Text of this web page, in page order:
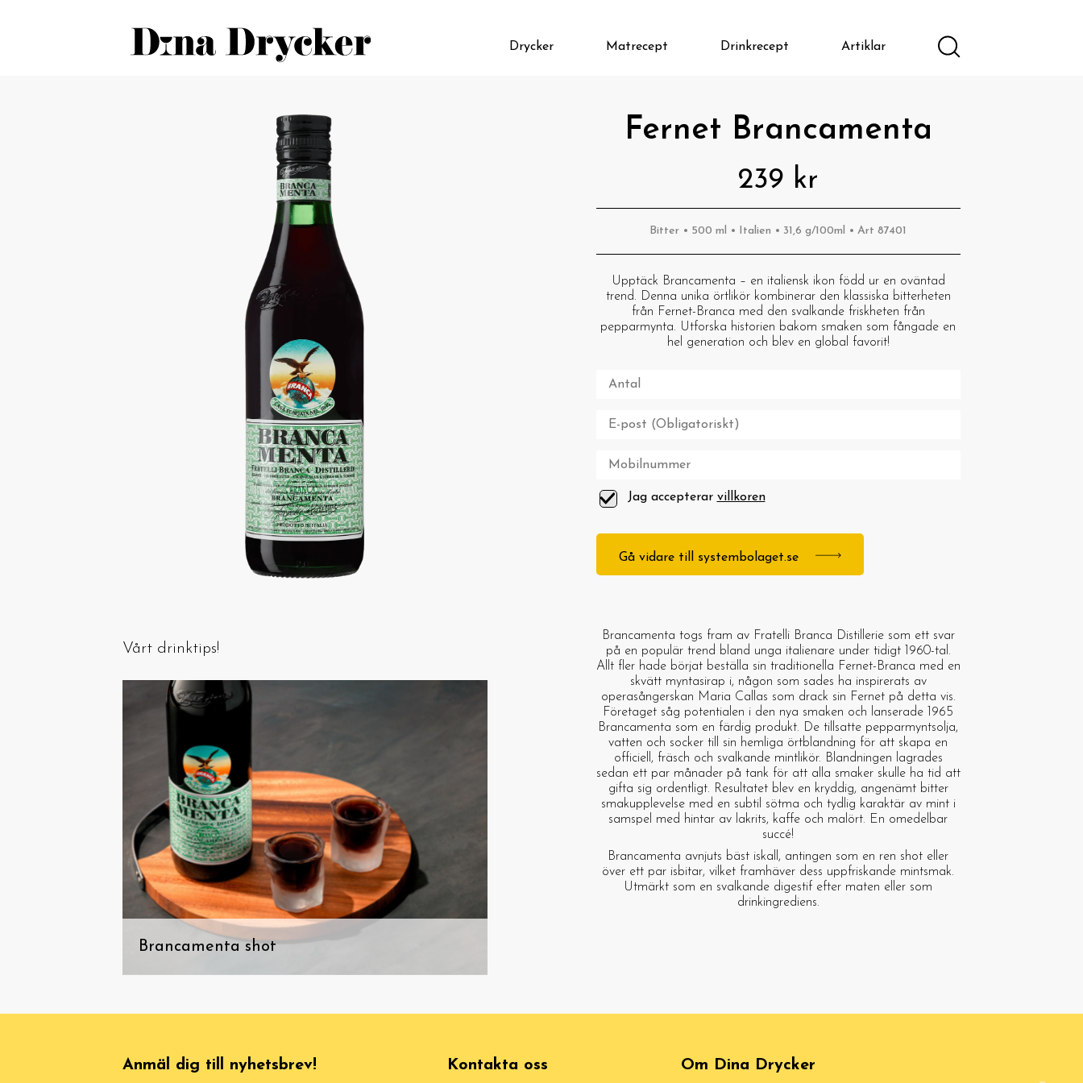
Drycker Matrecept Drinkrecept Artiklar
Fernet Brancamenta
239 kr
Bitter • 500 ml • Italien • 31,6 g/100ml • Art 87401
Upptäck Brancamenta – en italiensk ikon född ur en oväntad
trend. Denna unika örtlikör kombinerar den klassiska bitterheten
från Fernet-Branca med den svalkande friskheten från
pepparmynta. Utforska historien bakom smaken som fångade en
hel generation och blev en global favorit!
Jag accepterar villkoren
Gå vidare till systembolaget.se
Vårt drinktips!
Brancamenta shot
Brancamenta togs fram av Fratelli Branca Distillerie som ett svar
på en populär trend bland unga italienare under tidigt 1960-tal.
Allt fler hade börjat beställa sin traditionella Fernet-Branca med en
skvätt myntasirap i, någon som sades ha inspirerats av
operasångerskan Maria Callas som drack sin Fernet på detta vis.
Företaget såg potentialen i den nya smaken och lanserade 1965
Brancamenta som en färdig produkt. De tillsatte pepparmyntsolja,
vatten och socker till sin hemliga örtblandning för att skapa en
officiell, fräsch och svalkande mintlikör. Blandningen lagrades
sedan ett par månader på tank för att alla smaker skulle ha tid att
gifta sig ordentligt. Resultatet blev en kryddig, angenämt bitter
smakupplevelse med en subtil sötma och tydlig karaktär av mint i
samspel med hintar av lakrits, kaffe och malört. En omedelbar
succé!
Brancamenta avnjuts bäst iskall, antingen som en ren shot eller
över ett par isbitar, vilket framhäver dess uppfriskande mintsmak.
Utmärkt som en svalkande digestif efter maten eller som
drinkingrediens.
Anmäl dig till nyhetsbrev! Kontakta oss Om Dina Drycker